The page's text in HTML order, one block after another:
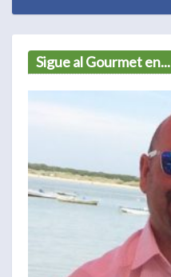
Sigue al Gourmet en...